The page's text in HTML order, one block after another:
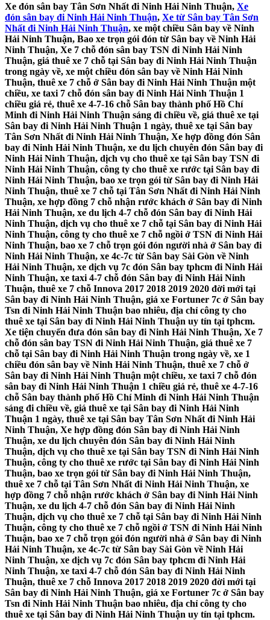
Xe đón sân bay Tân Sơn Nhất đi Ninh Hải Ninh Thuận, Xe
đón sân bay đi Ninh Hải Ninh Thuận, Xe từ Sân bay Tân Sơn
Nhất đi Ninh Hải Ninh Thuận, xe một chiều Sân bay về Ninh
Hải Ninh Thuận, Bao xe trọn gói đón từ Sân bay về Ninh Hải
Ninh Thuận, Xe 7 chỗ đón sân bay TSN đi Ninh Hải Ninh
Thuận, giá thuê xe 7 chỗ tại Sân bay đi Ninh Hải Ninh Thuận
trong ngày về, xe một chiều đón sân bay về Ninh Hải Ninh
Thuận, thuê xe 7 chỗ ở Sân bay đi Ninh Hải Ninh Thuận một
chiều, xe taxi 7 chỗ đón sân bay đi Ninh Hải Ninh Thuận 1
chiều giá rẻ, thuê xe 4-7-16 chỗ Sân bay thành phố Hồ Chí
Minh đi Ninh Hải Ninh Thuận sáng đi chiều về, giá thuê xe tại
Sân bay đi Ninh Hải Ninh Thuận 1 ngày, thuê xe tại Sân bay
Tân Sơn Nhất đi Ninh Hải Ninh Thuận, Xe hợp đồng đón Sân
bay đi Ninh Hải Ninh Thuận, xe du lịch chuyên đón Sân bay đi
Ninh Hải Ninh Thuận, dịch vụ cho thuê xe tại Sân bay TSN đi
Ninh Hải Ninh Thuận, công ty cho thuê xe rước tại Sân bay đi
Ninh Hải Ninh Thuận, bao xe trọn gói từ Sân bay đi Ninh Hải
Ninh Thuận, thuê xe 7 chỗ tại Tân Sơn Nhất đi Ninh Hải Ninh
Thuận, xe hợp đồng 7 chỗ nhận rước khách ở Sân bay đi Ninh
Hải Ninh Thuận, xe du lịch 4-7 chỗ đón Sân bay đi Ninh Hải
Ninh Thuận, dịch vụ cho thuê xe 7 chỗ tại Sân bay đi Ninh Hải
Ninh Thuận, công ty cho thuê xe 7 chỗ ngồi ở TSN đi Ninh Hải
Ninh Thuận, bao xe 7 chỗ trọn gói đón người nhà ở Sân bay đi
Ninh Hải Ninh Thuận, xe 4c-7c từ Sân bay Sài Gòn về Ninh
Hải Ninh Thuận, xe dịch vụ 7c đón Sân bay tphcm đi Ninh Hải
Ninh Thuận, xe taxi 4-7 chỗ đón Sân bay đi Ninh Hải Ninh
Thuận, thuê xe 7 chỗ Innova 2017 2018 2019 2020 đời mới tại
Sân bay đi Ninh Hải Ninh Thuận, giá xe Fortuner 7c ở Sân bay
Tsn đi Ninh Hải Ninh Thuận bao nhiêu, địa chỉ công ty cho
thuê xe tại Sân bay đi Ninh Hải Ninh Thuận uy tín tại tphcm.
Xe tiện chuyến đưa đón sân bay đi Ninh Hải Ninh Thuận, Xe 7
chỗ đón sân bay TSN đi Ninh Hải Ninh Thuận, giá thuê xe 7
chỗ tại Sân bay đi Ninh Hải Ninh Thuận trong ngày về, xe 1
chiều đón sân bay về Ninh Hải Ninh Thuận, thuê xe 7 chỗ ở
Sân bay đi Ninh Hải Ninh Thuận một chiều, xe taxi 7 chỗ đón
sân bay đi Ninh Hải Ninh Thuận 1 chiều giá rẻ, thuê xe 4-7-16
chỗ Sân bay thành phố Hồ Chí Minh đi Ninh Hải Ninh Thuận
sáng đi chiều về, giá thuê xe tại Sân bay đi Ninh Hải Ninh
Thuận 1 ngày, thuê xe tại Sân bay Tân Sơn Nhất đi Ninh Hải
Ninh Thuận, Xe hợp đồng đón Sân bay đi Ninh Hải Ninh
Thuận, xe du lịch chuyên đón Sân bay đi Ninh Hải Ninh
Thuận, dịch vụ cho thuê xe tại Sân bay TSN đi Ninh Hải Ninh
Thuận, công ty cho thuê xe rước tại Sân bay đi Ninh Hải Ninh
Thuận, bao xe trọn gói từ Sân bay đi Ninh Hải Ninh Thuận,
thuê xe 7 chỗ tại Tân Sơn Nhất đi Ninh Hải Ninh Thuận, xe
hợp đồng 7 chỗ nhận rước khách ở Sân bay đi Ninh Hải Ninh
Thuận, xe du lịch 4-7 chỗ đón Sân bay đi Ninh Hải Ninh
Thuận, dịch vụ cho thuê xe 7 chỗ tại Sân bay đi Ninh Hải Ninh
Thuận, công ty cho thuê xe 7 chỗ ngồi ở TSN đi Ninh Hải Ninh
Thuận, bao xe 7 chỗ trọn gói đón người nhà ở Sân bay đi Ninh
Hải Ninh Thuận, xe 4c-7c từ Sân bay Sài Gòn về Ninh Hải
Ninh Thuận, xe dịch vụ 7c đón Sân bay tphcm đi Ninh Hải
Ninh Thuận, xe taxi 4-7 chỗ đón Sân bay đi Ninh Hải Ninh
Thuận, thuê xe 7 chỗ Innova 2017 2018 2019 2020 đời mới tại
Sân bay đi Ninh Hải Ninh Thuận, giá xe Fortuner 7c ở Sân bay
Tsn đi Ninh Hải Ninh Thuận bao nhiêu, địa chỉ công ty cho
thuê xe tại Sân bay đi Ninh Hải Ninh Thuận uy tín tại tphcm.